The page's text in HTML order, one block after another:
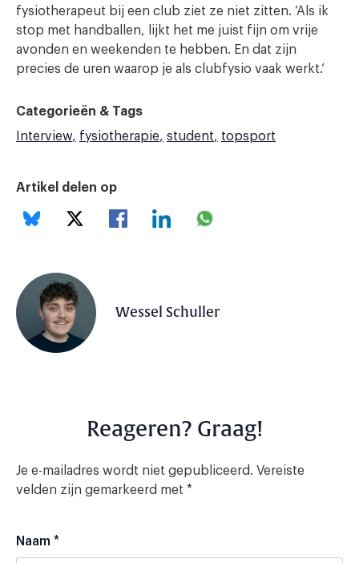
fysiotherapeut bij een club ziet ze niet zitten. ‘Als ik
stop met handballen, lijkt het me juist fijn om vrije
avonden en weekenden te hebben. En dat zijn
precies de uren waarop je als clubfysio vaak werkt.’
Categorieën & Tags
Interview
fysiotherapie student topsport
Artikel delen op
Wessel Schuller
Reageren? Graag!
Je e-mailadres wordt niet gepubliceerd. Vereiste
velden zijn gemarkeerd met *
Naam *